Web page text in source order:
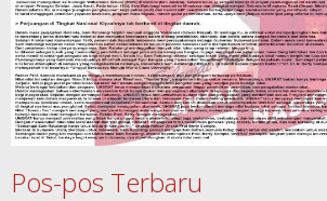
Pos-pos Terbaru